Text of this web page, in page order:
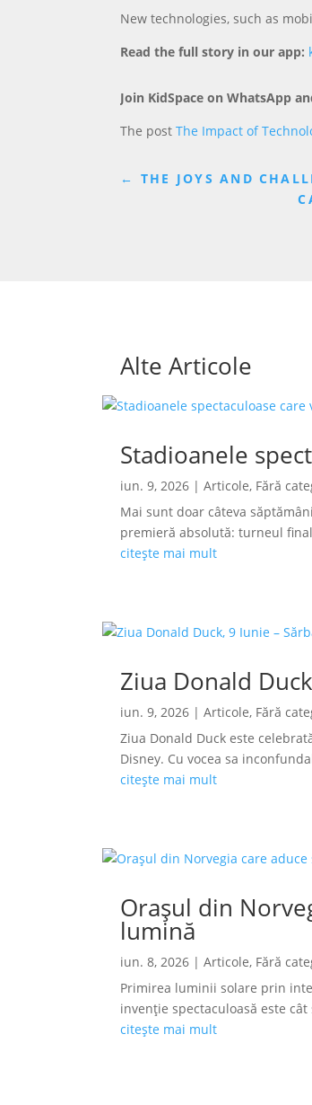
New technologies, such as
Read the full story in our app:
Join KidSpace on WhatsApp
The postThe Impact of
← THE JOYS AND
Alte Articole
Stadioanele
iun. 9, 2026 |Articole, Fără
Mai sunt doar câteva
premieră absolută: turneul
citește mai mult
Ziua Donald
iun. 9, 2026 |Articole, Fără
Ziua Donald Duck este
Disney. Cu vocea sa
citește mai mult
Orașul din
lumină
iun. 8, 2026 |Articole, Fără
Primirea luminii solare prin
invenție spectaculoasă este
citește mai mult